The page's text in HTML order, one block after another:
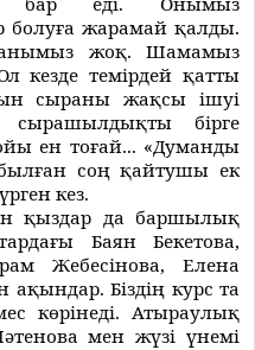
болуға жарамай қалды.
жоқ. Шамамыз
кезде темiрдей қатты
сыраны жақсы iшуi
бiрге
ен тоғай... «Думанды
соң қайтушы ек
кез.
қыздар да баршылық
Баян Бекетова,
Жебесiнова, Елена
ақындар. Бiздiң курс та
көрiнедi. Атыраулық
мен жүзi үнемi